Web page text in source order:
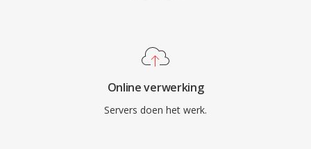
Online verwerking
Servers doen het werk.